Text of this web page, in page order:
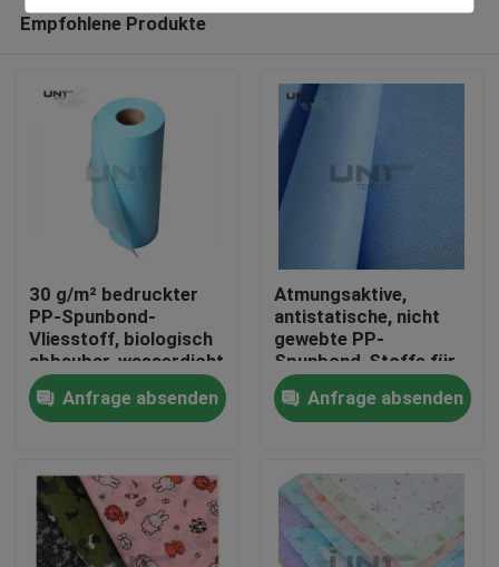
Zu Hause
Produkte
Über uns
Empfohlene Produkte
30 g/m² bedruckter
PP-Spunbond-
Vliesstoff, biologisch
abbaubar, wasserdicht
Anfrage absenden
Atmungsaktive,
antistatische, nicht
gewebte PP-
Spunbond-Stoffe für
hygienische
medizinische
Operationen
Anfrage absenden